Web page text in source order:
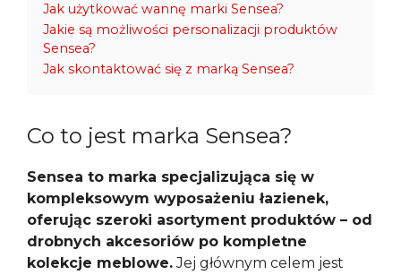
Jak użytkować wannę marki Sensea?
Jakie są możliwości personalizacji produktów
Sensea?
Jak skontaktować się z marką Sensea?
Co to jest marka Sensea?
Sensea to marka specjalizująca się w
kompleksowym wyposażeniu łazienek,
oferując szeroki asortyment produktów – od
drobnych akcesoriów po kompletne
kolekcje meblowe.Jej głównym celem jest